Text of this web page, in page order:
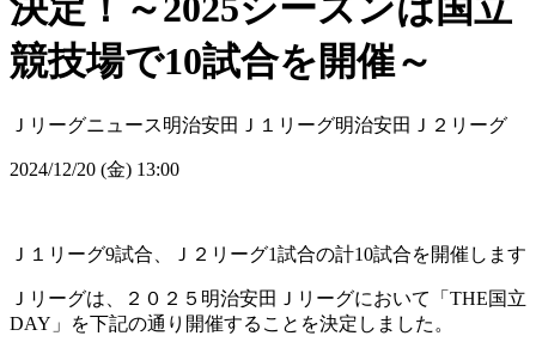
競技場で10試合を開催～
Ｊリーグニュース明治安田Ｊ１リーグ明治安田Ｊ２リーグ
2024/12/20 (金) 13:00
Ｊ１リーグ9試合、Ｊ２リーグ1試合の計10試合を開催します
Ｊリーグは、２０２５明治安田Ｊリーグにおいて「THE国立
DAY」を下記の通り開催することを決定しました。